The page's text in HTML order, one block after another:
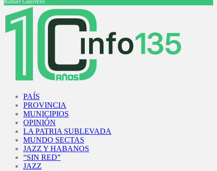
PAÍS
PROVINCIA
MUNICIPIOS
OPINIÓN
LA PATRIA SUBLEVADA
MUNDO SECTAS
JAZZ Y HABANOS
“SIN RED”
JAZZ